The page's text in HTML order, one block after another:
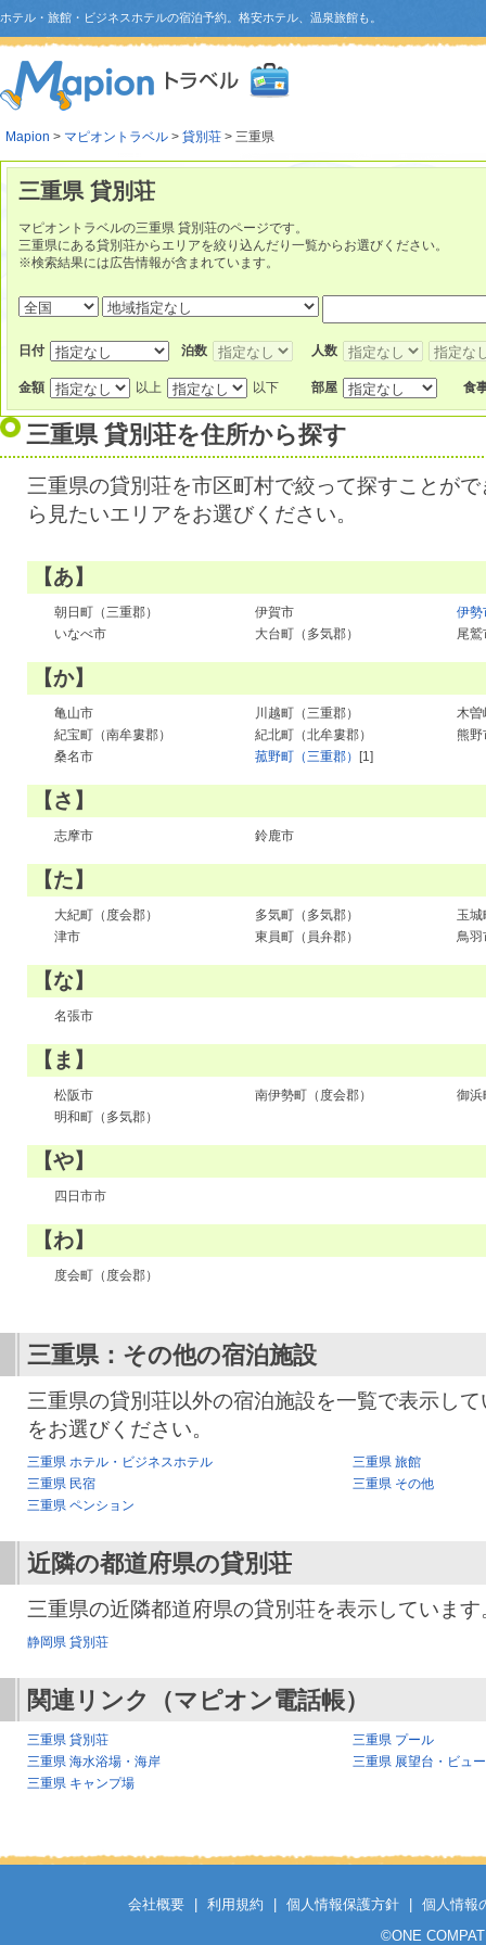
ホテル・旅館・ビジネスホテルの宿泊予約。格安ホテル、温泉旅館も。
Mapion > マピオントラベル > 貸別荘 > 三重県
三重県 貸別荘
マピオントラベルの三重県 貸別荘のページです。
三重県にある貸別荘からエリアを絞り込んだり一覧からお選びください。
※検索結果には広告情報が含まれています。
日付 泊数 人数
金額 以上 以下 部屋 食
三重県 貸別荘を住所から探す
三重県の貸別荘を市区町村で絞って探すことが
ら見たいエリアをお選びください。
【あ】
朝日町（三重郡） 伊賀市
伊勢
いなべ市
大台町（多気郡） 尾鷲
【か】
亀山市 川越町（三重郡）
木曽
紀宝町（南牟婁郡）
紀北町（北牟婁郡）
熊野
桑名市
菰野町（三重郡） [1]
【さ】
志摩市 鈴鹿市
【た】
大紀町（度会郡） 多気町（多気郡）
玉
津市
東員町（員弁郡） 鳥羽
【な】
名張市
【ま】
松阪市 南伊勢町（度会郡）
御浜
明和町（多気郡）
【や】
四日市市
【わ】
度会町（度会郡）
三重県：その他の宿泊施設
三重県の貸別荘以外の宿泊施設を一覧で表示し
をお選びください。
三重県 ホテル・ビジネスホテル
三重県 旅館
三重県 民宿
三重県 その他
三重県 ペンション
近隣の都道府県の貸別荘
三重県の近隣都道府県の貸別荘を表示しています
静岡県 貸別荘
関連リンク（マピオン電話帳）
三重県 貸別荘
三重県 プール
三重県 海水浴場・海岸
三重県 展望台・ビュ
三重県 キャンプ場
会社概要 利用規約 個人情報保護方針
個人情報
©ONE